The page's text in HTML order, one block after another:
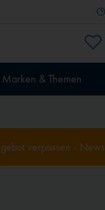
Marken & Themen
verpassen -